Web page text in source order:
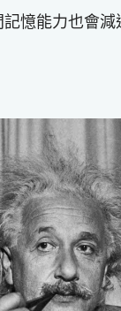
記憶能力也會